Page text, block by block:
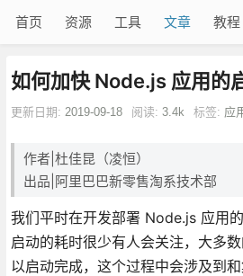
首页 资源 工具 文章 教程
如何加快 Node.js 应用的
更新日期: 2019-09-18 阅读: 3.4k 标签: 应
作者|杜佳昆（凌恒）
出品|阿里巴巴新零售淘系技术部
我们平时在开发部署 Node.js 应用
启动的耗时很少有人会关注，大多
以启动完成，这个过程中会涉及到和